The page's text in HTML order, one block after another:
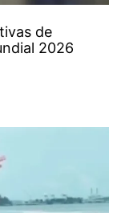
de
2026